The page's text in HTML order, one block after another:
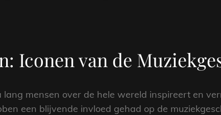
Iconen van de
lang mensen over de hele wereld inspireert en
een blijvende invloed gehad op de